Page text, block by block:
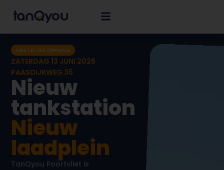
FEESTELIJKE OPENING
ZATERDAG 13 JUNI 2026 ·
PAASDIJKWEG 35
Nieuw
tankstation
Nieuw
laadplein
TanQyou Poortvliet is